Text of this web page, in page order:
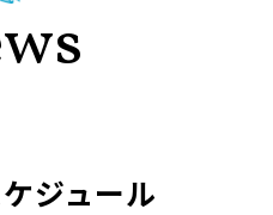
ジュール